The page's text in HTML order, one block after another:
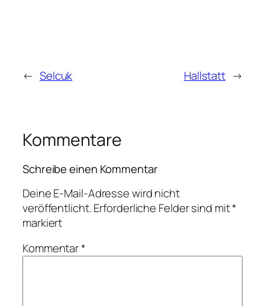
← Selcuk Hallstatt →
Kommentare
Schreibe einen Kommentar
Deine E-Mail-Adresse wird nicht
veröffentlicht.Erforderliche Felder sind mit*
markiert
Kommentar*